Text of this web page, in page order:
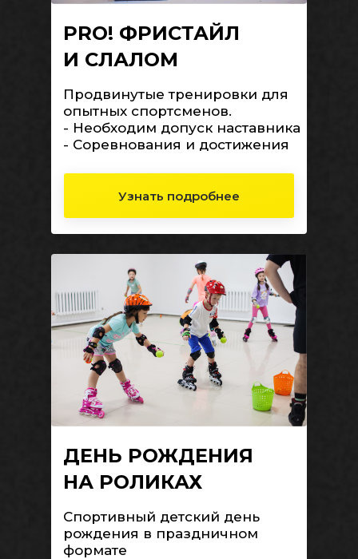
ДЕНЬ РОЖДЕНИЯ
НА РОЛИКАХ
Спортивный детский день
рождения в праздничном
формате
PRO! ФРИСТАЙЛ
И СЛАЛОМ
Продвинутые тренировки для
опытных спортсменов.
- Необходим допуск наставника
- Соревнования и достижения
Узнать подробнее